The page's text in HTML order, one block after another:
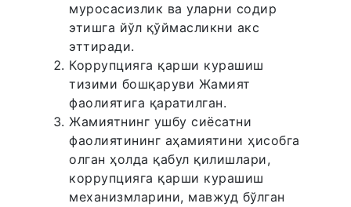
муросасизлик ва уларни содир
этишга йўл қўймасликни акс
эттиради.
Коррупцияга қарши курашиш
тизими бошқаруви Жамият
фаолиятига қаратилган.
Жамиятнинг ушбу сиёсатни
фаолиятининг аҳамиятини ҳисобга
олган ҳолда қабул қилишлари,
коррупцияга қарши курашиш
механизмларини, мавжуд бўлган